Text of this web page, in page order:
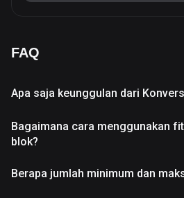
FAQ
Apa saja keunggulan dari
Bagaimana cara menggunakan
blok?
Berapa jumlah minimum dan